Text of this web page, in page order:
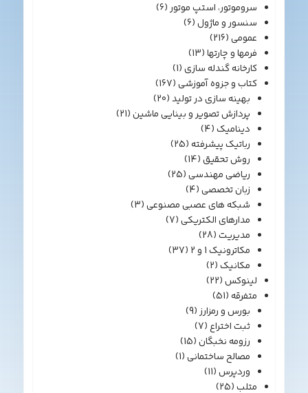
سروموتور، استپ موتور(6)
سنسور و ماژول(6)
عمومی(216)
فرمها و چارتها(13)
کارخانه گندله سازی(1)
کتاب و جزوه آموزشی(167)
بهینه سازی در تولید(20)
پردازش تصویر و بینایی ماشین(21)
دینامیک(4)
رباتیک پیشرفته(25)
روش تحقیق(14)
ریاضی مهندسی(25)
زبان تخصصی(4)
شبکه های عصبی مصنوعی(3)
مدارهای الکتریکی(7)
مدیریت(28)
مکاترونیک 1 و 2
(37)
مکانیک(2)
لینوکس(22)
متفرقه(51)
بورس و رمزارز(9)
ثبت اختراع(7)
رزومه نخبگان(15)
مصالح ساختمانی(1)
وردپرس(11)
متلب(25)